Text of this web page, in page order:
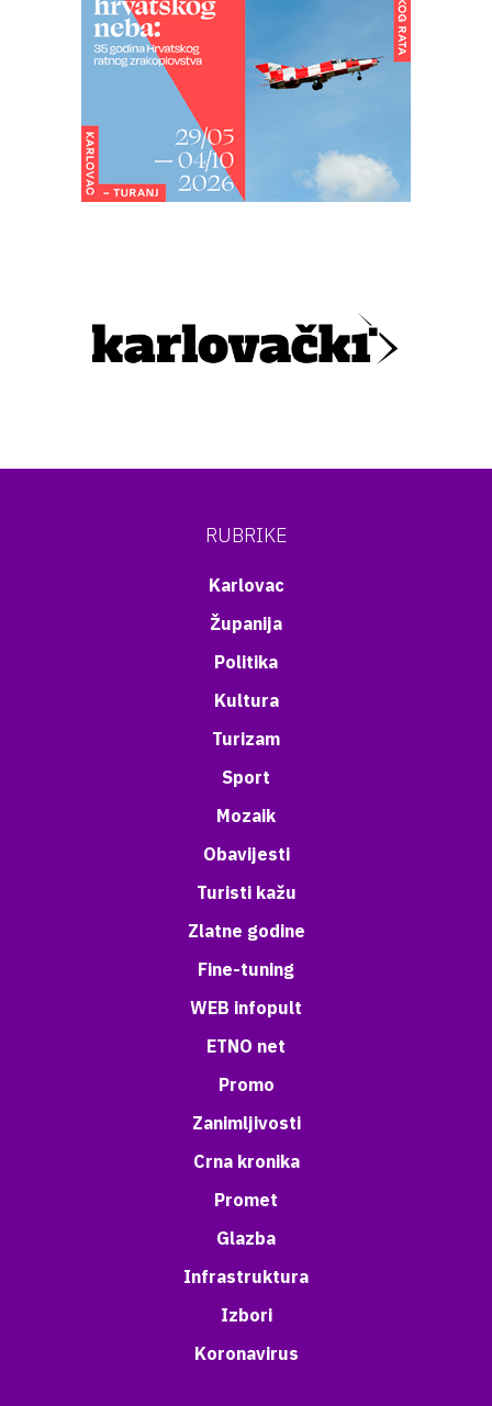
RUBRIKE
Karlovac
Županija
Politika
Kultura
Turizam
Sport
Mozaik
Obavijesti
Turisti kažu
Zlatne godine
Fine-tuning
WEB infopult
ETNO net
Promo
Zanimljivosti
Crna kronika
Promet
Glazba
Infrastruktura
Izbori
Koronavirus